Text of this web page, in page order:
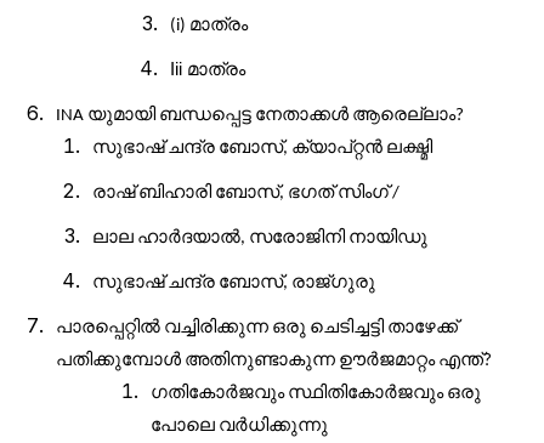
(i) മാത്രം
Iii മാത്രം
INA യുമായി ബന്ധപ്പെട്ട നേതാക്കൾ ആരെല്ലാം?
സുഭാഷ്ചന്ദ്ര ബോസ്, ക്യാപ്റ്റൻ ലക്ഷ്മി
രാഷ്ബിഹാരി ബോസ്, ഭഗത്സിംഗ്/
ലാല ഹാർദയാൽ, സരോജിനി നായിഡു
സുഭാഷ്ചന്ദ്ര ബോസ്, രാജ്ഗുരു
പാരപ്പെറ്റിൽ വച്ചിരിക്കുന്ന ഒരു ചെടിച്ചട്ടി താഴേക്ക്
പതിക്കുമ്പോൾ അതിനുണ്ടാകുന്ന ഊർജമാറ്റം എന്ത്?
ഗതികോർജവും സ്ഥിതികോർജവും ഒരു
പോലെ വർധിക്കുന്നു